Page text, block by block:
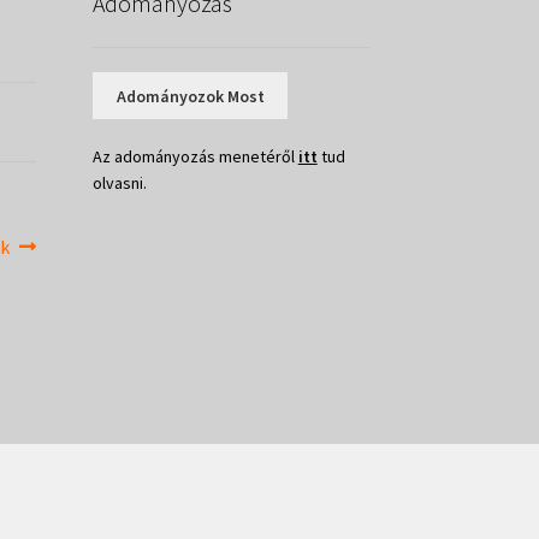
Adományozok Most
Az adományozás menetéről itt tud
olvasni.